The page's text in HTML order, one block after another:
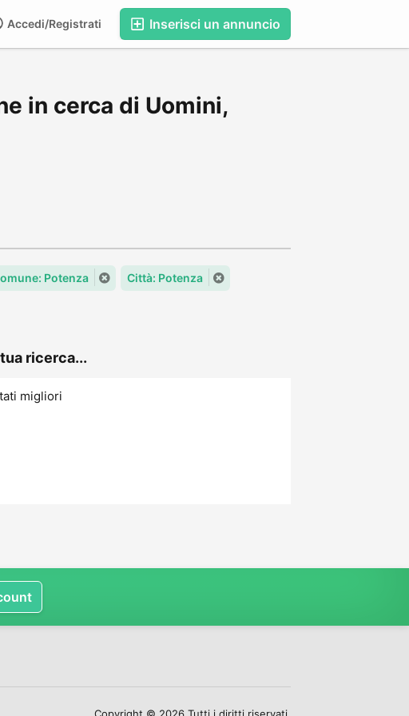
Inserisci un annuncio
Accedi/Registrati
in cerca di Uomini,
Potenza Città: Potenza
ricerca...
migliori